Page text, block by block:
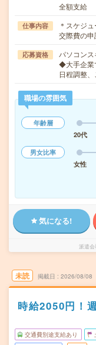
全額支給
仕事内容
＊スケジ
交際費の
応募資格
パソコン
◆大手企業
日程調整
職場の雰囲気
年齢層
20代
男女比率
女性
気になる!
派遣会
未読 掲載日 2026/08/08
時給2050円！
交通費別途支給あり